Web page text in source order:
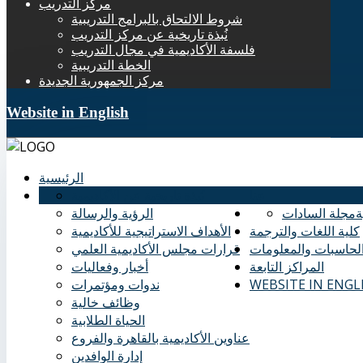
مركز التدريب
شروط الالتحاق بالبرامج التدريبية
نُبذة تاريخية عن مركز التدريب
فلسفة الأكاديمية في مجال التدريب
الخطة التدريبية
مركز الجمهورية الجديدة
Website in English
الرئيسية
الرؤية والرسالة
الأهداف الاستراتيجية للأكاديمية
قرارات مجلس الأكاديمية العلمي
أخبار وفعاليات
ندوات ومؤتمرات
وظائف خالية
الحياة الطلابية
عناوين الأكاديمية بالقاهرة والفروع
إدارة الوافدين
مجلة السادات
كلية اللغات والترجمة
والمعلومات
المراكز التابعة
WEBSITE IN